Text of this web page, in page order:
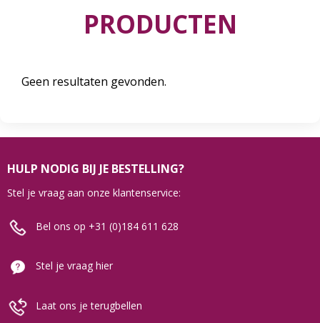
PRODUCTEN
Geen resultaten gevonden.
HULP NODIG BIJ JE BESTELLING?
Stel je vraag aan onze klantenservice:
Bel ons op +31 (0)184 611 628
Stel je vraag hier
Laat ons je terugbellen